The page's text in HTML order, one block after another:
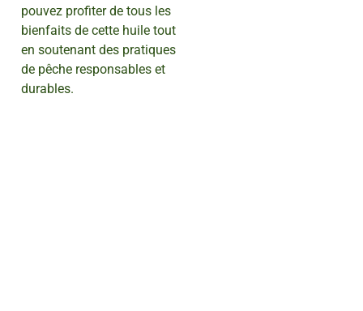
pouvez profiter de tous les
bienfaits de cette huile tout
en soutenant des pratiques
de pêche responsables et
durables.